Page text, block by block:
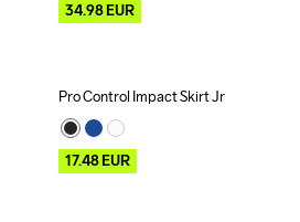
34.98EUR
Outlet
Pro Control Impact Skirt Jr
17.48EUR